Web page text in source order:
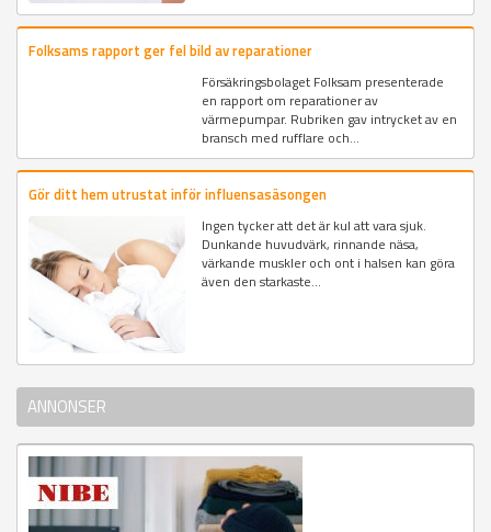
Folksams rapport ger fel bild av reparationer
Försäkringsbolaget Folksam presenterade
en rapport om reparationer av
värmepumpar. Rubriken gav intrycket av en
bransch med rufflare och...
Gör ditt hem utrustat inför influensasäsongen
Ingen tycker att det är kul att vara sjuk.
Dunkande huvudvärk, rinnande näsa,
värkande muskler och ont i halsen kan göra
även den starkaste...
ANNONSER